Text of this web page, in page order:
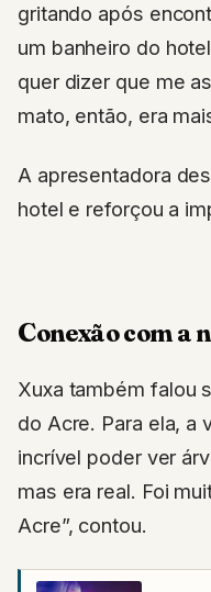
gritando após
um banheiro do
quer dizer que me
mato, então, era
A apresentadora
hotel e reforçou a
Conexão com a
Xuxa também falou
do Acre. Para ela, a
incrível poder ver
mas era real. Foi
Acre”, contou.